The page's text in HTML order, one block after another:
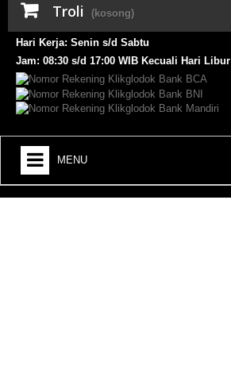
Troli (kosong)
Hari Kerja: Senin s/d Sabtu
Jam: 08:30 s/d 17:00 WIB Kecuali Hari Libur
MENU